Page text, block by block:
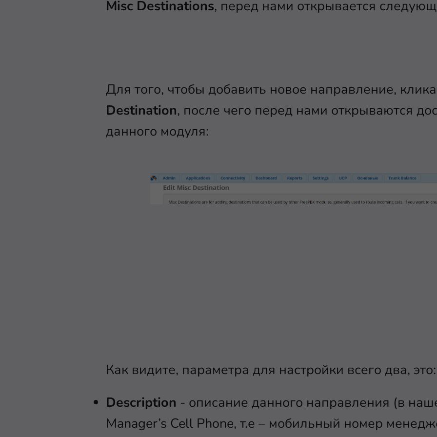
Misc Destinations, перед нами открывается
Для того, чтобы добавить новое направление,
Destination, после чего перед нами открываются
данного модуля:
Как видите, параметра для настройки всего два, это:
Description - описание данного направления (в
Manager’s Cell Phone, т.е – мобильный номер